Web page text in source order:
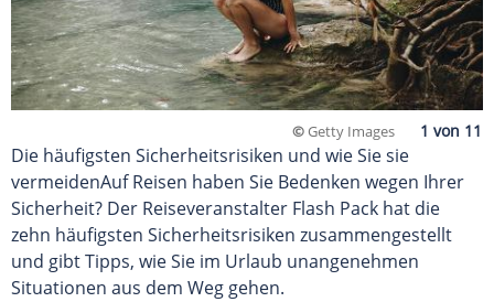
©Getty Images
Die häufigsten Sicherheitsrisiken und wie Sie sie
vermeidenAuf Reisen haben Sie Bedenken wegen Ihrer
Sicherheit? Der Reiseveranstalter Flash Pack hat die
zehn häufigsten Sicherheitsrisiken zusammengestellt
und gibt Tipps, wie Sie im Urlaub unangenehmen
Situationen aus dem Weg gehen.